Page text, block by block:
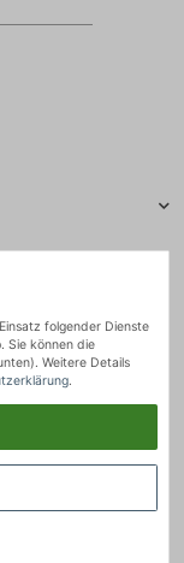
folgender Dienste
Sie können die
Weitere Details
.